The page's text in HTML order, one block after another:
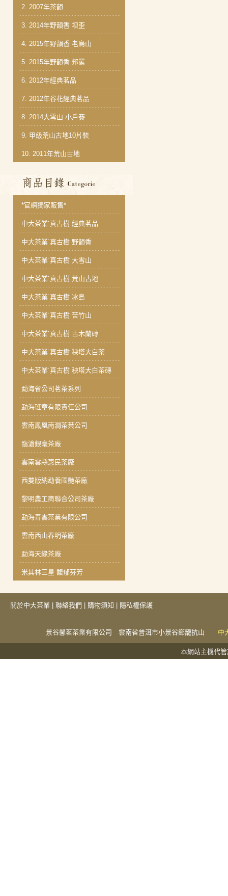
2. 2007年茶韻
3. 2014年野韻香 坝歪
4. 2015年野韻香 老烏山
5. 2015年野韻香 邦罵
6. 2012年經典茗品
7. 2012年谷花經典茗品
8. 2014大雪山˙小戶賽
9. 甲級荒山古地10片裝
10. 2011年荒山古地
商品分類目錄
*官網獨家販售*
中大茶業˙真古樹 經典茗品
中大茶業˙真古樹 野韻香
中大茶業˙真古樹 大雪山
中大茶業˙真古樹 荒山古地
中大茶業˙真古樹 冰島
中大茶業˙真古樹 苦竹山
中大茶業˙真古樹 古木蘭磚
中大茶業˙真古樹 秧塔大白茶
中大茶業˙真古樹 秧塔大白茶磚
勐海省公司茗茶系列
勐海班章有限責任公司
雲南鳳凰南澗茶葉公司
臨滄銀毫茶廠
雲南雲縣惠民茶廠
西雙版納勐養國艷茶廠
黎明農工商聯合公司茶廠
勐海青雲茶業有限公司
雲南西山春明茶廠
勐海天緣茶廠
米其林三星 馥郁芬芳
關於中大茶業 聯絡我們 購物須知 隱私權保護
景谷馨茗茶業有限公司 雲南省普洱市小景谷鄉籠抗山 中
本網站主機代